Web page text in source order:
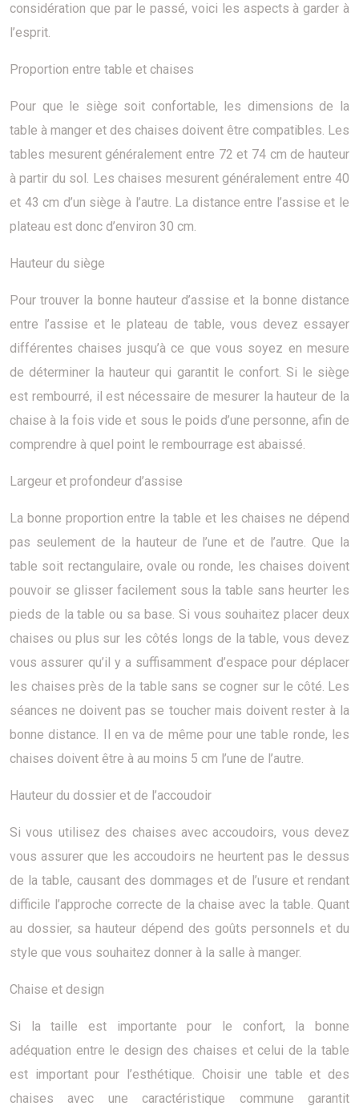
considération que par le passé, voici les aspects à garder à
l’esprit.
Proportion entre table et chaises
Pour que le siège soit confortable, les dimensions de la
table à manger et des chaises doivent être compatibles. Les
tables mesurent généralement entre 72 et 74 cm de hauteur
à partir du sol. Les chaises mesurent généralement entre 40
et 43 cm d’un siège à l’autre. La distance entre l’assise et le
plateau est donc d’environ 30 cm.
Hauteur du siège
Pour trouver la bonne hauteur d’assise et la bonne distance
entre l’assise et le plateau de table, vous devez essayer
différentes chaises jusqu’à ce que vous soyez en mesure
de déterminer la hauteur qui garantit le confort. Si le siège
est rembourré, il est nécessaire de mesurer la hauteur de la
chaise à la fois vide et sous le poids d’une personne, afin de
comprendre à quel point le rembourrage est abaissé.
Largeur et profondeur d’assise
La bonne proportion entre la table et les chaises ne dépend
pas seulement de la hauteur de l’une et de l’autre. Que la
table soit rectangulaire, ovale ou ronde, les chaises doivent
pouvoir se glisser facilement sous la table sans heurter les
pieds de la table ou sa base. Si vous souhaitez placer deux
chaises ou plus sur les côtés longs de la table, vous devez
vous assurer qu’il y a suffisamment d’espace pour déplacer
les chaises près de la table sans se cogner sur le côté. Les
séances ne doivent pas se toucher mais doivent rester à la
bonne distance. Il en va de même pour une table ronde, les
chaises doivent être à au moins 5 cm l’une de l’autre.
Hauteur du dossier et de l’accoudoir
Si vous utilisez des chaises avec accoudoirs, vous devez
vous assurer que les accoudoirs ne heurtent pas le dessus
de la table, causant des dommages et de l’usure et rendant
difficile l’approche correcte de la chaise avec la table. Quant
au dossier, sa hauteur dépend des goûts personnels et du
style que vous souhaitez donner à la salle à manger.
Chaise et design
Si la taille est importante pour le confort, la bonne
adéquation entre le design des chaises et celui de la table
est important pour l’esthétique. Choisir une table et des
chaises avec une caractéristique commune garantit